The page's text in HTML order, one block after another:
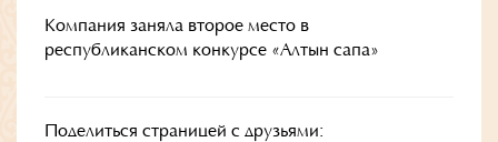
Компания заняла второе место в
республиканском конкурсе «Алтын сапа»
Поделиться страницей с друзьями: